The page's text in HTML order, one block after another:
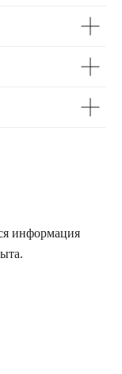
информация